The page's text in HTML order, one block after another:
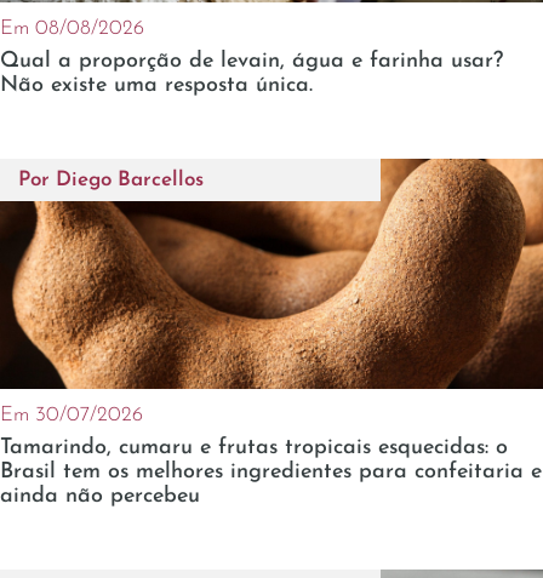
Em 08/08/2026
Qual a proporção de levain, água e farinha usar?
Não existe uma resposta única.
Por Diego Barcellos
Em 30/07/2026
Tamarindo, cumaru e frutas tropicais esquecidas: o
Brasil tem os melhores ingredientes para confeitaria e
ainda não percebeu